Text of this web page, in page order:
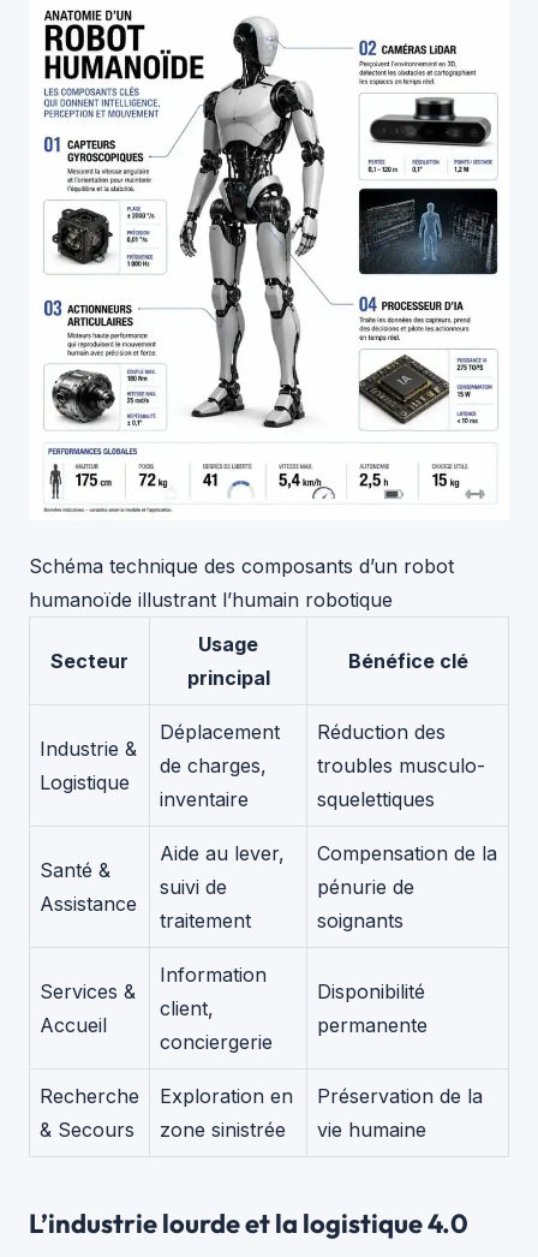
Schéma technique des composants d’un robot
humanoïde illustrant l’humain robotique
Secteur
Usage
principal
Bénéfice clé
Industrie &
Logistique
Déplacement
de charges,
inventaire
Réduction des
troubles musculo-
squelettiques
Santé &
Assistance
Aide au lever,
suivi de
traitement
Compensation de la
pénurie de
soignants
Services &
Accueil
Information
client,
conciergerie
Disponibilité
permanente
Recherche
& Secours
Exploration en
zone sinistrée
Préservation de la
vie humaine
L’industrie lourde et la logistique 4.0